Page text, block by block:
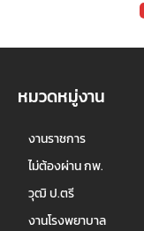
หมวดหมู่งาน
งานราชการ
ไม่ต้องผ่าน กพ.
วุฒิ ป.ตรี
งานโรงพยาบาล